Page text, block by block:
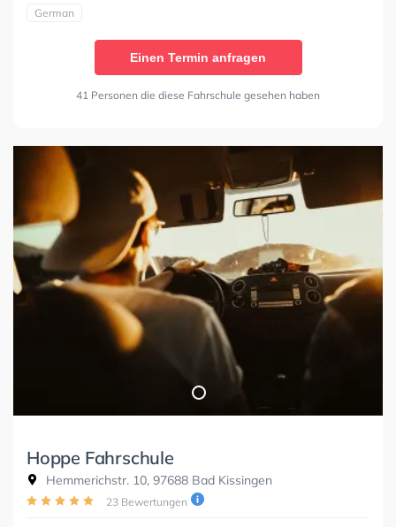
German
Einen Termin anfragen
41 Personen die diese Fahrschule gesehen haben
Hoppe Fahrschule
Hemmerichstr. 10, 97688 Bad Kissingen
23 Bewertungen